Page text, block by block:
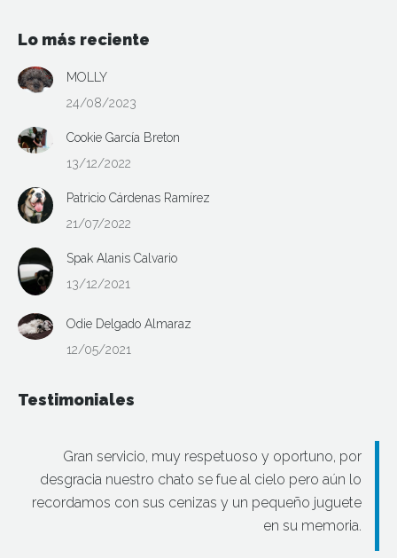
Lo más reciente
MOLLY
24/08/2023
Cookie García Breton
13/12/2022
Patricio Cárdenas Ramírez
21/07/2022
Spak Alanis Calvario
13/12/2021
Odie Delgado Almaraz
12/05/2021
Testimoniales
Gran servicio, muy respetuoso y oportuno, por
desgracia nuestro chato se fue al cielo pero aún lo
recordamos con sus cenizas y un pequeño juguete
en su memoria.